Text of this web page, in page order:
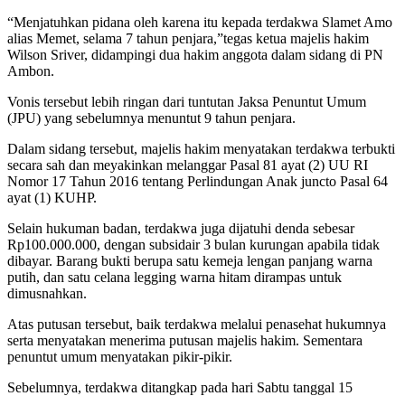
“Menjatuhkan pidana oleh karena itu kepada terdakwa Slamet Amo
alias Memet, selama 7 tahun penjara,”tegas ketua majelis hakim
Wilson Sriver, didampingi dua hakim anggota dalam sidang di PN
Ambon.
Vonis tersebut lebih ringan dari tuntutan Jaksa Penuntut Umum
(JPU) yang sebelumnya menuntut 9 tahun penjara.
Dalam sidang tersebut, majelis hakim menyatakan terdakwa terbukti
secara sah dan meyakinkan melanggar Pasal 81 ayat (2) UU RI
Nomor 17 Tahun 2016 tentang Perlindungan Anak juncto Pasal 64
ayat (1) KUHP.
Selain hukuman badan, terdakwa juga dijatuhi denda sebesar
Rp100.000.000, dengan subsidair 3 bulan kurungan apabila tidak
dibayar. Barang bukti berupa satu kemeja lengan panjang warna
putih, dan satu celana legging warna hitam dirampas untuk
dimusnahkan.
Atas putusan tersebut, baik terdakwa melalui penasehat hukumnya
serta menyatakan menerima putusan majelis hakim. Sementara
penuntut umum menyatakan pikir-pikir.
Sebelumnya, terdakwa ditangkap pada hari Sabtu tanggal 15